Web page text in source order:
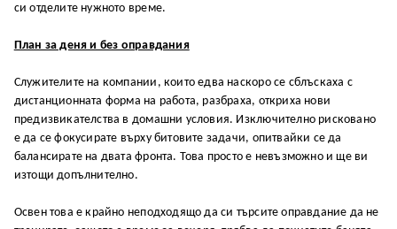
си отделите нужното време.
План за деня и без оправдания
Служителите на компании, които едва наскоро се сблъскаха с
дистанционната форма на работа, разбраха, откриха нови
предизвикателства в домашни условия. Изключително рисковано
е да се фокусирате върху битовите задачи, опитвайки се да
балансирате на двата фронта. Това просто е невъзможно и ще ви
изтощи допълнително.
Освен това е крайно неподходящо да си търсите оправдание да не